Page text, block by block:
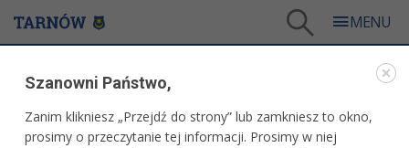
Szanowni Państwo,
Zanim klikniesz „Przejdź do strony” lub zamkniesz to okno,
prosimy o przeczytanie tej informacji. Prosimy w niej